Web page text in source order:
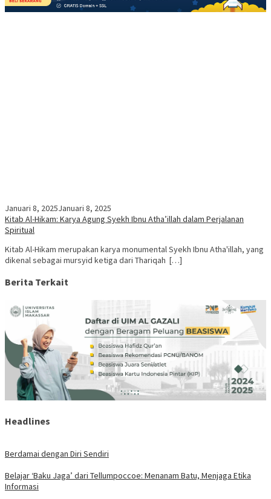
Januari 8, 2025Januari 8, 2025
Kitab Al-Hikam: Karya Agung Syekh Ibnu Atha’illah dalam Perjalanan
Spiritual
Kitab Al-Hikam merupakan karya monumental Syekh Ibnu Atha'illah, yang
dikenal sebagai mursyid ketiga dari Thariqah […]
Berita Terkait
Headlines
Berdamai dengan Diri Sendiri
Belajar ‘Baku Jaga’ dari Tellumpoccoe: Menanam Batu, Menjaga Etika
Informasi